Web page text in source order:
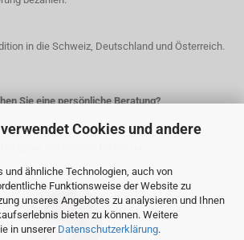
Cookies und andere
und ähnliche Technologien, auch von
Funktionsweise der Website zu
unseres Angebotes zu analysieren und Ihnen
bieten zu können. Weitere
in unserer Datenschutzerklärung.
in die Schweiz, Deutschland und Österreich.
Sie eine persönliche Beratung?